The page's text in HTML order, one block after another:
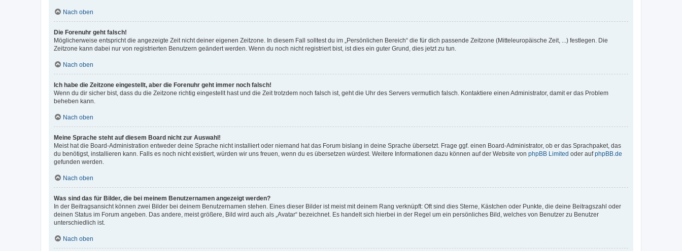
Nach oben
Die Forenuhr geht falsch!
Möglicherweise entspricht die angezeigte Zeit nicht deiner eigenen Zeitzone. In diesem Fall solltest du im „Persönlichen Bereich“ die für dich passende Zeitzone (Mitteleuropäische Zeit, ...) festlegen. Die
Zeitzone kann dabei nur von registrierten Benutzern geändert werden. Wenn du noch nicht registriert bist, ist dies ein guter Grund, dies jetzt zu tun.
Nach oben
Ich habe die Zeitzone eingestellt, aber die Forenuhr geht immer noch falsch!
Wenn du dir sicher bist, dass du die Zeitzone richtig eingestellt hast und die Zeit trotzdem noch falsch ist, geht die Uhr des Servers vermutlich falsch. Kontaktiere einen Administrator, damit er das Problem
beheben kann.
Nach oben
Meine Sprache steht auf diesem Board nicht zur Auswahl!
Meist hat die Board-Administration entweder deine Sprache nicht installiert oder niemand hat das Forum bislang in deine Sprache übersetzt. Frage ggf. einen Board-Administrator, ob er das Sprachpaket, das
du benötigst, installieren kann. Falls es noch nicht existiert, würden wir uns freuen, wenn du es übersetzen würdest. Weitere Informationen dazu können auf der Website von phpBB Limited oder aufphpBB.de
gefunden werden.
Nach oben
Was sind das für Bilder, die bei meinem Benutzernamen angezeigt werden?
In der Beitragsansicht können zwei Bilder bei deinem Benutzernamen stehen. Eines dieser Bilder ist meist mit deinem Rang verknüpft: Oft sind dies Sterne, Kästchen oder Punkte, die deine Beitragszahl oder
deinen Status im Forum angeben. Das andere, meist größere, Bild wird auch als „Avatar“ bezeichnet. Es handelt sich hierbei in der Regel um ein persönliches Bild, welches von Benutzer zu Benutzer
unterschiedlich ist.
Nach oben